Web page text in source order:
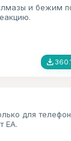
и бежим
file_download
для
ЕА.